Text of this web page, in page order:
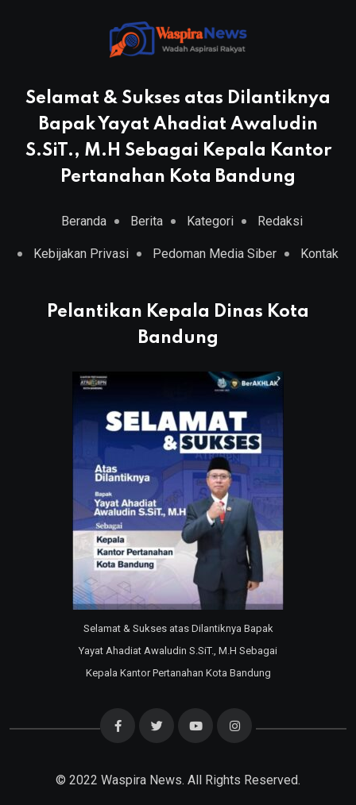
Selamat & Sukses atas Dilantiknya
Bapak Yayat Ahadiat Awaludin
S.SiT., M.H Sebagai Kepala Kantor
Pertanahan Kota Bandung
Beranda Berita Kategori Redaksi
Kebijakan Privasi Pedoman Media Siber Kontak
Pelantikan Kepala Dinas Kota
Bandung
Selamat & Sukses atas Dilantiknya Bapak
Yayat Ahadiat Awaludin S.SiT., M.H Sebagai
Kepala Kantor Pertanahan Kota Bandung
© 2022 Waspira News. All Rights Reserved.